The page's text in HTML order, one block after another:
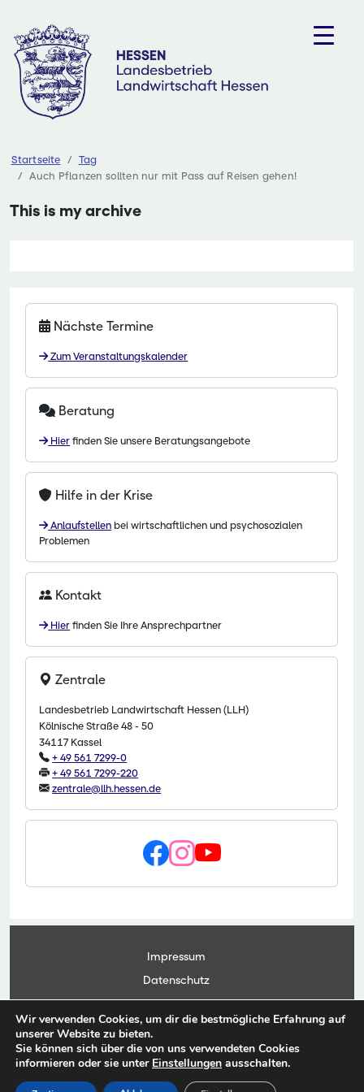
Inhalt
springen
Startseite
Tag
Auch Pflanzen sollten nur mit Pass auf Reisen gehen!
This is my archive
Nächste Termine
Zum Veranstaltungskalender
Beratung
Hier finden Sie unsere Beratungsangebote
Hilfe in der Krise
Anlaufstellen bei wirtschaftlichen und psychosozialen
Problemen
Kontakt
Hier finden Sie Ihre Ansprechpartner
Zentrale
Landesbetrieb Landwirtschaft Hessen (LLH)
Kölnische Straße 48 - 50
34117 Kassel
+ 49 561 7299-0
+ 49 561 7299-220
zentrale@llh.hessen.de
Impressum
Datenschutz
Kontakt
Anwendungsportal
© Copyright Landesbetrieb Landwirtschaft Hessen 2026
Wir verwenden Cookies, um dir die bestmögliche Erfahrung auf
unserer Website zu bieten.
Sie können sich über die von uns verwendeten Cookies
informieren oder sie unter Einstellungen ausschalten.